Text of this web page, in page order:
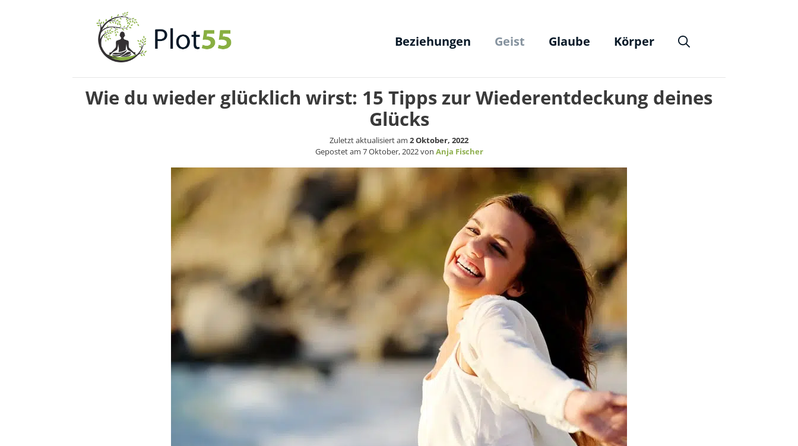
Beziehungen Geist Glaube Körper
Wie du wieder glücklich wirst: 15 Tipps zur Wiederentdeckung deines
Glücks
Zuletzt aktualisiert am 2 Oktober, 2022
Gepostet am 7 Oktober, 2022von Anja Fischer